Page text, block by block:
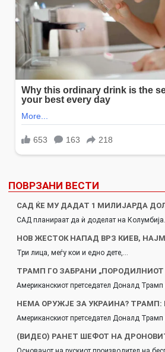
ПОВРЗАНИ ВЕСТИ
САД ЌЕ МУ ДАДАТ 1 МИЛИЈАРДА
САД планираат да ѝ доделат на
НОВ ЖЕСТОК НАПАД ВРЗ КИЕВ,
Три лица, меѓу кои и едно дете,…
ТРАМП ГО ЗАБРАНИ
Американскиот претседател Доналд
НЕМА ОРУЖЈЕ ЗА УКРАИНА?
Американскиот претседател Доналд
(ВИДЕО) РАНЕТ ШЕФОТ НА